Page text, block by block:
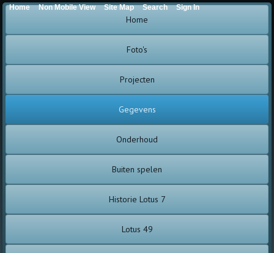
Home
Foto's
Projecten
Gegevens
Onderhoud
Buiten spelen
Historie Lotus 7
Lotus 49
Home Non Mobile View Site Map Search Sign In